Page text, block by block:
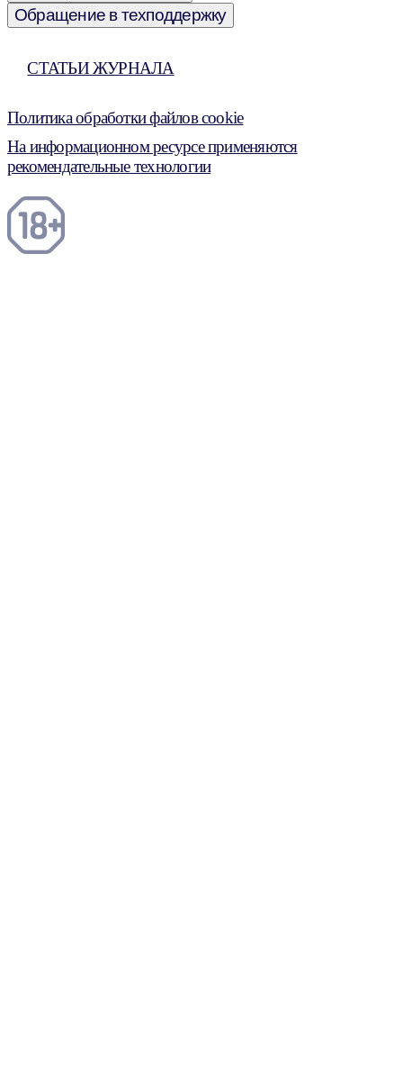
Обращение в техподдержку
СТАТЬИ ЖУРНАЛА
Политика обработки файлов cookie
На информационном ресурсе применяются
рекомендательные технологии